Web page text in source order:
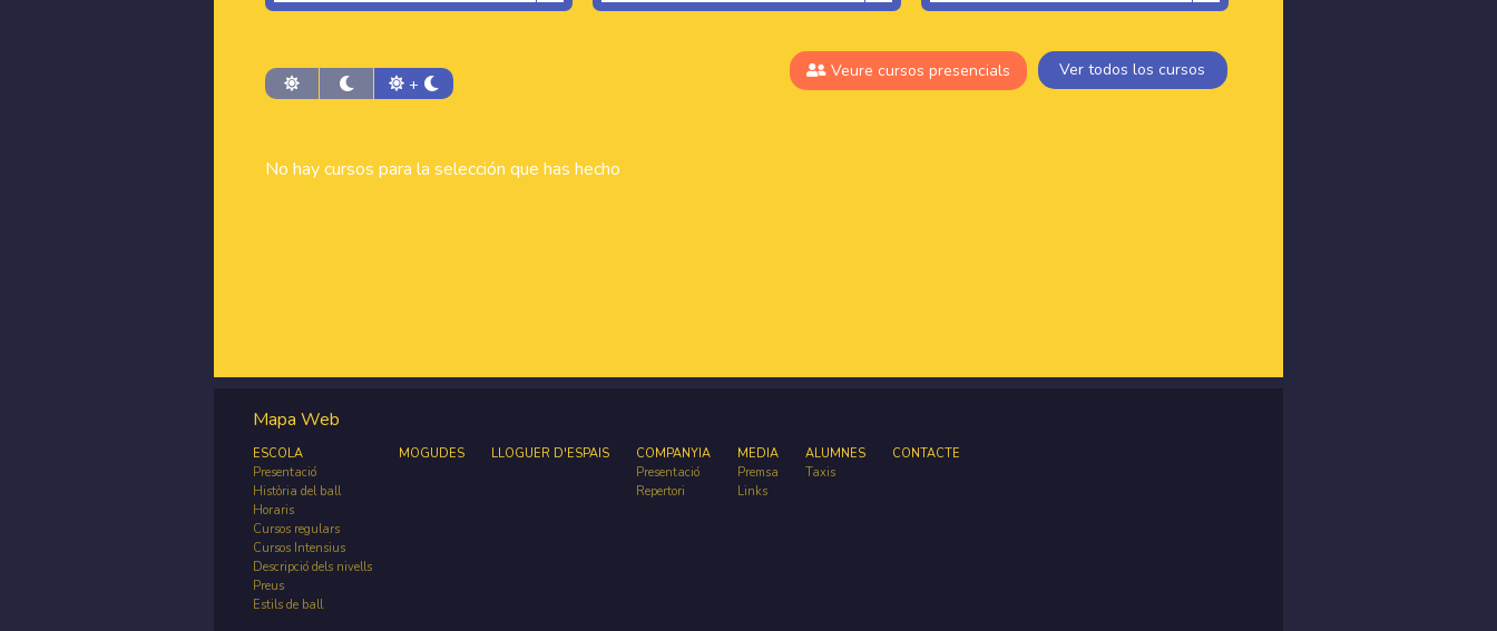
Veure cursos presencials Ver todos los cursos
+
No hay cursos para la selección que has hecho
Mapa Web
ESCOLA
Presentació
Història del ball
Horaris
Cursos regulars
Cursos Intensius
Descripció dels nivells
Preus
Estils de ball
MOGUDES LLOGUER D'ESPAIS
COMPANYIA
Presentació
Repertori
MEDIA
Premsa
Links
ALUMNES
Taxis
CONTACTE